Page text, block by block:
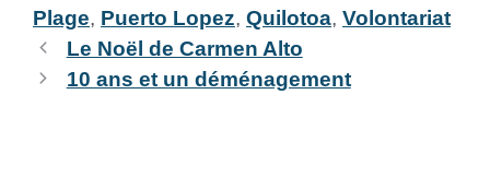
Plage, Puerto Lopez, Quilotoa, Volontariat
Le Noël de Carmen Alto
10 ans et un déménagement